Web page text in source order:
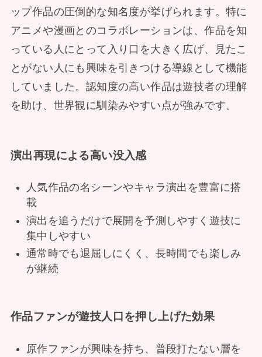
ップ作品の圧倒的な知名度が挙げられます。特に
アニメや漫画とのコラボレーションは、作品を知
っている人にとって入り口を大きく広げ、見たこ
とがない人にも興味を引きつける導線として機能
していました。認知度の高い作品は遊技者の理解
を助け、世界観に馴染みやすい点が強みです。
演出再現による高い没入感
人気作品の名シーンやキャラ演出を豊富に搭
載
演出を追うだけで展開を予測しやすく遊技に
集中しやすい
通常時でも退屈しにくく、長時間でも楽しみ
が継続
作品ファンが遊技人口を押し上げた効果
原作ファンが興味を持ち、普段打たない層を